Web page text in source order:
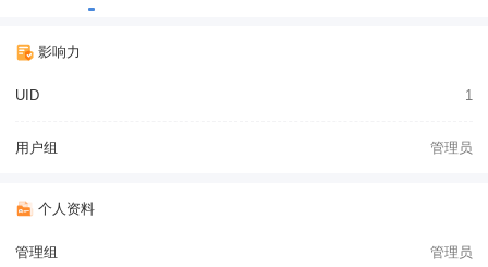
影响力
UID 1
用户组 管理员
个人资料
管理组 管理员